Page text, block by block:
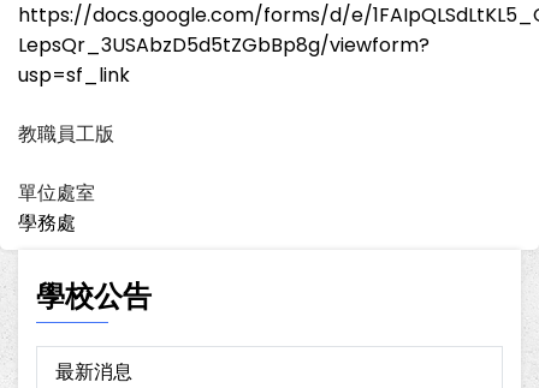
https://docs.google.com/forms/d/e/
LepsQr_3USAbzD5d5tZGbBp8g/viewform?
usp=sf_link
教職員工版
單位處室
學務處
學校公告
最新消息